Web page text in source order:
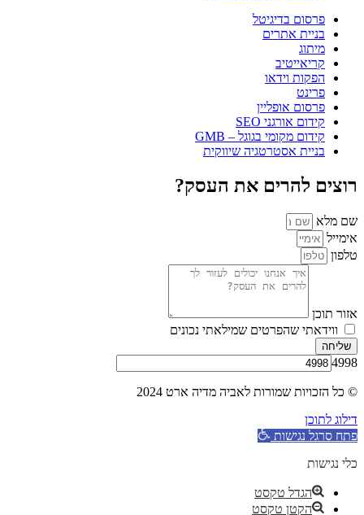
פרסום בדיגיטל
בניית אתרים
מיתוג
קריאייטיב
הפקות וידאו
פרינט
פרסום אופליין
קידום אורגני SEO
קידום מקומי בגוגל – GMB
בניית אסטרטגיה שיווקית
רוצים להרים את העסק?
שם מלא
אימייל
טלפון
אזור תוכן
ווידאתי שהפרטים שמילאתי נכונים
שליחה
4998
© כל הזכויות שמורות לאביה מדיה ארט 2024
דילוג לתוכן
פתח סרגל נגישות
כלי נגישות
הגדל טקסט
הקטן טקסט